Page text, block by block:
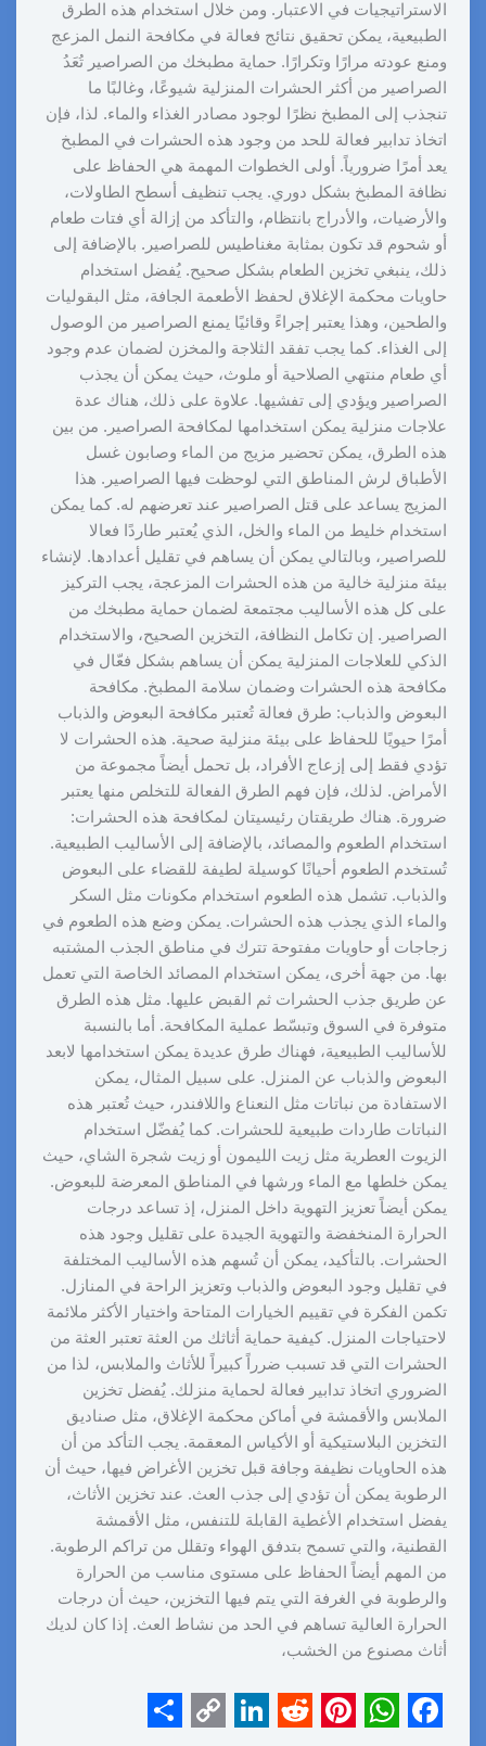
الاستراتيجيات في الاعتبار. ومن خلال استخدام هذه الطرق
الطبيعية، يمكن تحقيق نتائج فعالة في مكافحة النمل المزعج
ومنع عودته مرارًا وتكرارًا. حماية مطبخك من الصراصير تُعَدُ
الصراصير من أكثر الحشرات المنزلية شيوعًا، وغالبًا ما
تنجذب إلى المطبخ نظرًا لوجود مصادر الغذاء والماء. لذا، فإن
اتخاذ تدابير فعالة للحد من وجود هذه الحشرات في المطبخ
يعد أمرًا ضرورياً. أولى الخطوات المهمة هي الحفاظ على
نظافة المطبخ بشكل دوري. يجب تنظيف أسطح الطاولات،
والأرضيات، والأدراج بانتظام، والتأكد من إزالة أي فتات طعام
أو شحوم قد تكون بمثابة مغناطيس للصراصير. بالإضافة إلى
ذلك، ينبغي تخزين الطعام بشكل صحيح. يُفضل استخدام
حاويات محكمة الإغلاق لحفظ الأطعمة الجافة، مثل البقوليات
والطحين، وهذا يعتبر إجراءً وقائيًا يمنع الصراصير من الوصول
إلى الغذاء. كما يجب تفقد الثلاجة والمخزن لضمان عدم وجود
أي طعام منتهي الصلاحية أو ملوث، حيث يمكن أن يجذب
الصراصير ويؤدي إلى تفشيها. علاوة على ذلك، هناك عدة
علاجات منزلية يمكن استخدامها لمكافحة الصراصير. من بين
هذه الطرق، يمكن تحضير مزيج من الماء وصابون غسل
الأطباق لرش المناطق التي لوحظت فيها الصراصير. هذا
المزيج يساعد على قتل الصراصير عند تعرضهم له. كما يمكن
استخدام خليط من الماء والخل، الذي يُعتبر طاردًا فعالا
للصراصير، وبالتالي يمكن أن يساهم في تقليل أعدادها. لإنشاء
بيئة منزلية خالية من هذه الحشرات المزعجة، يجب التركيز
على كل هذه الأساليب مجتمعة لضمان حماية مطبخك من
الصراصير. إن تكامل النظافة، التخزين الصحيح، والاستخدام
الذكي للعلاجات المنزلية يمكن أن يساهم بشكل فعّال في
مكافحة هذه الحشرات وضمان سلامة المطبخ. مكافحة
البعوض والذباب: طرق فعالة تُعتبر مكافحة البعوض والذباب
أمرًا حيويًا للحفاظ على بيئة منزلية صحية. هذه الحشرات لا
تؤدي فقط إلى إزعاج الأفراد، بل تحمل أيضاً مجموعة من
الأمراض. لذلك، فإن فهم الطرق الفعالة للتخلص منها يعتبر
ضرورة. هناك طريقتان رئيسيتان لمكافحة هذه الحشرات:
استخدام الطعوم والمصائد، بالإضافة إلى الأساليب الطبيعية.
تُستخدم الطعوم أحيانًا كوسيلة لطيفة للقضاء على البعوض
والذباب. تشمل هذه الطعوم استخدام مكونات مثل السكر
والماء الذي يجذب هذه الحشرات. يمكن وضع هذه الطعوم في
زجاجات أو حاويات مفتوحة تترك في مناطق الجذب المشتبه
بها. من جهة أخرى، يمكن استخدام المصائد الخاصة التي تعمل
عن طريق جذب الحشرات ثم القبض عليها. مثل هذه الطرق
متوفرة في السوق وتبسّط عملية المكافحة. أما بالنسبة
للأساليب الطبيعية، فهناك طرق عديدة يمكن استخدامها لابعد
البعوض والذباب عن المنزل. على سبيل المثال، يمكن
الاستفادة من نباتات مثل النعناع واللافندر، حيث تُعتبر هذه
النباتات طاردات طبيعية للحشرات. كما يُفضّل استخدام
الزيوت العطرية مثل زيت الليمون أو زيت شجرة الشاي، حيث
يمكن خلطها مع الماء ورشها في المناطق المعرضة للبعوض.
يمكن أيضاً تعزيز التهوية داخل المنزل، إذ تساعد درجات
الحرارة المنخفضة والتهوية الجيدة على تقليل وجود هذه
الحشرات. بالتأكيد، يمكن أن تُسهم هذه الأساليب المختلفة
في تقليل وجود البعوض والذباب وتعزيز الراحة في المنازل.
تكمن الفكرة في تقييم الخيارات المتاحة واختيار الأكثر ملائمة
لاحتياجات المنزل. كيفية حماية أثاثك من العثة تعتبر العثة من
الحشرات التي قد تسبب ضرراً كبيراً للأثاث والملابس، لذا من
الضروري اتخاذ تدابير فعالة لحماية منزلك. يُفضل تخزين
الملابس والأقمشة في أماكن محكمة الإغلاق، مثل صناديق
التخزين البلاستيكية أو الأكياس المعقمة. يجب التأكد من أن
هذه الحاويات نظيفة وجافة قبل تخزين الأغراض فيها، حيث أن
الرطوبة يمكن أن تؤدي إلى جذب العث. عند تخزين الأثاث،
يفضل استخدام الأغطية القابلة للتنفس، مثل الأقمشة
القطنية، والتي تسمح بتدفق الهواء وتقلل من تراكم الرطوبة.
من المهم أيضاً الحفاظ على مستوى مناسب من الحرارة
والرطوبة في الغرفة التي يتم فيها التخزين، حيث أن درجات
الحرارة العالية تساهم في الحد من نشاط العث. إذا كان لديك
أثاث مصنوع من الخشب،